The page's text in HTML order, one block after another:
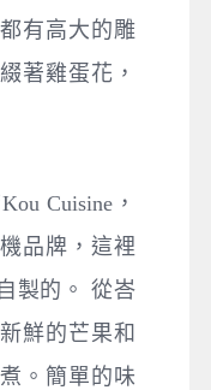
有高大的雕
著雞蛋花，
Cuisine，
品牌，這裡
製的。 從峇
鮮的芒果和
。簡單的味